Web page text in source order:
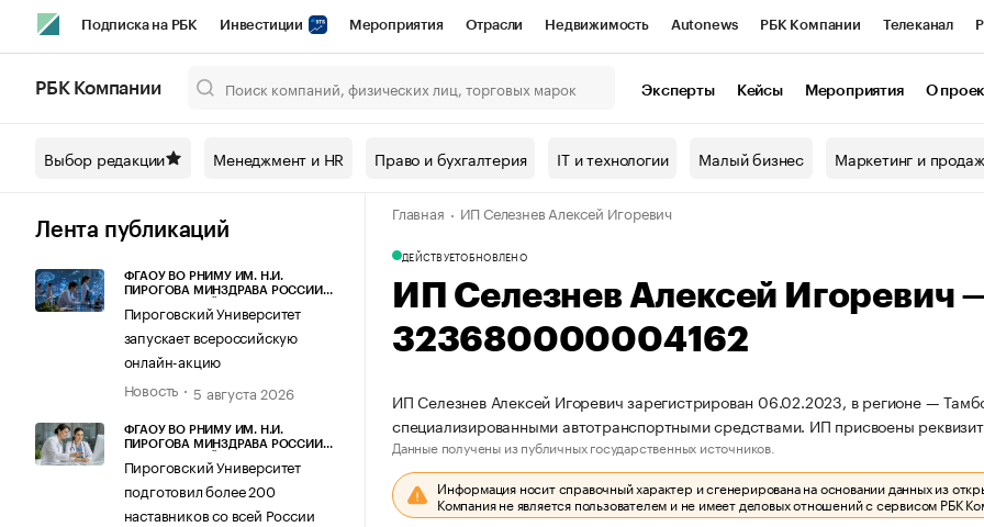
Подписка на РБК Инвестиции Мероприятия Отрасли Недвижимость Autonews РБК Компании Телеканал
Спецпроекты СПб Конференции СПб Спецпроекты Проверка контрагентов
Технологии и медиа Рынок наличной валюты
РБК Компании Эксперты Кейсы Мероприятия О
Выбор редакции Менеджмент и HR Право и бухгалтерия IT и технологии Малый бизнес Маркетинг и
Лента публикаций
ФГАОУ ВО РНИМУ ИМ. Н.И.
ПИРОГОВА МИНЗДРАВА РОССИИ
Пироговский Университет
запускает всероссийскую
онлайн-акцию
Новость
5 августа 2026
ФГАОУ ВО РНИМУ ИМ. Н.И.
ПИРОГОВА МИНЗДРАВА РОССИИ
Пироговский Университет
подготовил более 200
наставников со всей России
Главная ИП Селезнев Алексей Игоревич
ДЕЙСТВУЕТОБНОВЛЕНО
ИП Селезнев Алексей
323680000004162
ИП Селезнев Алексей Игоревич зарегистрирован 06.02.2023, в регионе —
специализированными автотранспортными средствами. ИП присвоены
Данные получены из публичных государственных источников.
Информация носит справочный характер и сгенерирована на основании данных из
Компания не является пользователем и не имеет деловых отношений с сервисом РБК